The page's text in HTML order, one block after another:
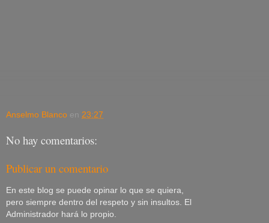
Anselmo Blanco en 23:27
No hay comentarios:
Publicar un comentario
En este blog se puede opinar lo que se quiera,
pero siempre dentro del respeto y sin insultos. El
Administrador hará lo propio.